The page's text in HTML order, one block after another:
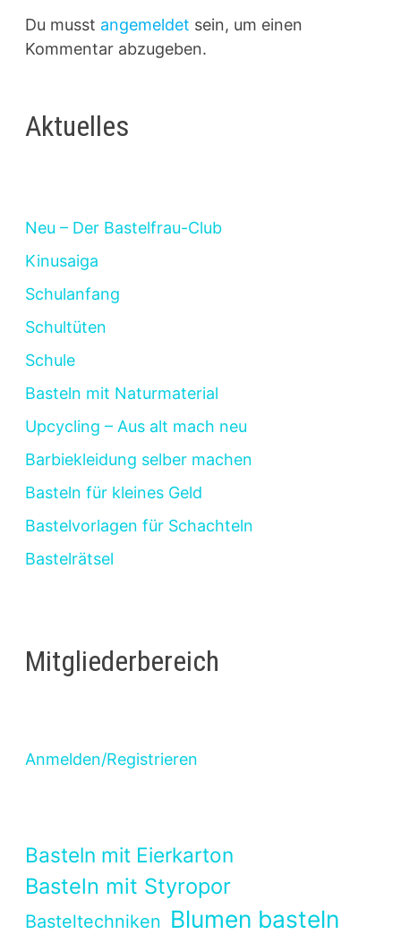
Du musst angemeldet sein, um einen
Kommentar abzugeben.
Aktuelles
Neu – Der Bastelfrau-Club
Kinusaiga
Schulanfang
Schultüten
Schule
Basteln mit Naturmaterial
Upcycling – Aus alt mach neu
Barbiekleidung selber machen
Basteln für kleines Geld
Bastelvorlagen für Schachteln
Bastelrätsel
Mitgliederbereich
Anmelden/Registrieren
Basteln mit Eierkarton
Basteln mit Styropor
Basteltechniken Blumen basteln